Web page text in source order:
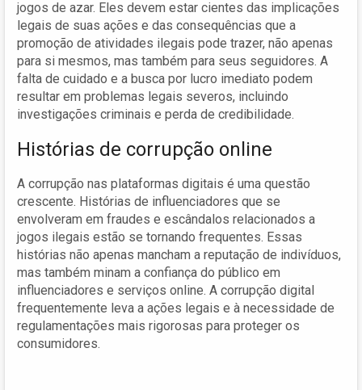
jogos de azar. Eles devem estar cientes das implicações
legais de suas ações e das consequências que a
promoção de atividades ilegais pode trazer, não apenas
para si mesmos, mas também para seus seguidores. A
falta de cuidado e a busca por lucro imediato podem
resultar em problemas legais severos, incluindo
investigações criminais e perda de credibilidade.
Histórias de corrupção online
A corrupção nas plataformas digitais é uma questão
crescente. Histórias de influenciadores que se
envolveram em fraudes e escândalos relacionados a
jogos ilegais estão se tornando frequentes. Essas
histórias não apenas mancham a reputação de indivíduos,
mas também minam a confiança do público em
influenciadores e serviços online. A corrupção digital
frequentemente leva a ações legais e à necessidade de
regulamentações mais rigorosas para proteger os
consumidores.